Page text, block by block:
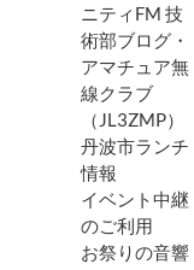
ニティFM 技
術部ブログ・
アマチュア無
線クラブ
（JL3ZMP）
丹波市ランチ
情報
イベント中継
のご利用
お祭りの音響